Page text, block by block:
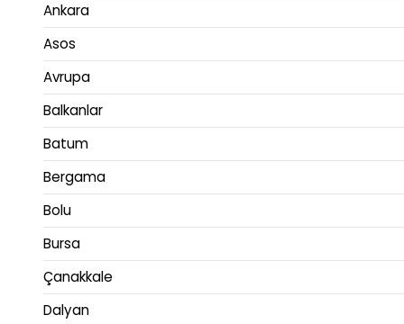
Ankara
Asos
Avrupa
Balkanlar
Batum
Bergama
Bolu
Bursa
Çanakkale
Dalyan